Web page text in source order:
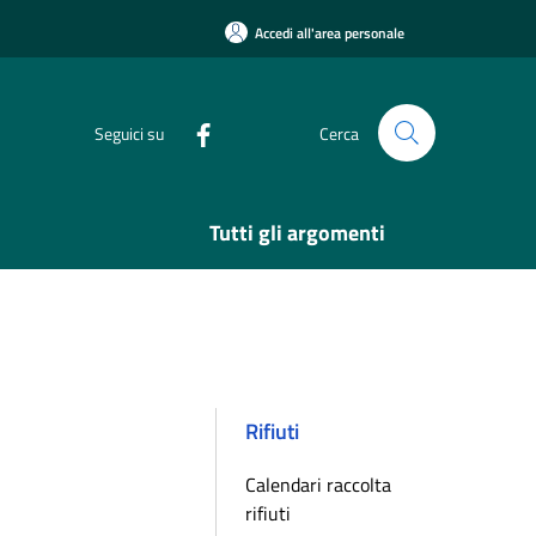
Accedi all'area personale
Seguici su Cerca
Tutti gli argomenti
Rifiuti
Calendari raccolta
rifiuti